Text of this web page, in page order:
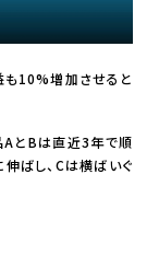
10%増加させると
AとBは直近3年で順
ばし、Cは横ばいぐ